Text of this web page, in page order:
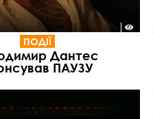
ПОДІЇ
Дантес
ПАУЗУ